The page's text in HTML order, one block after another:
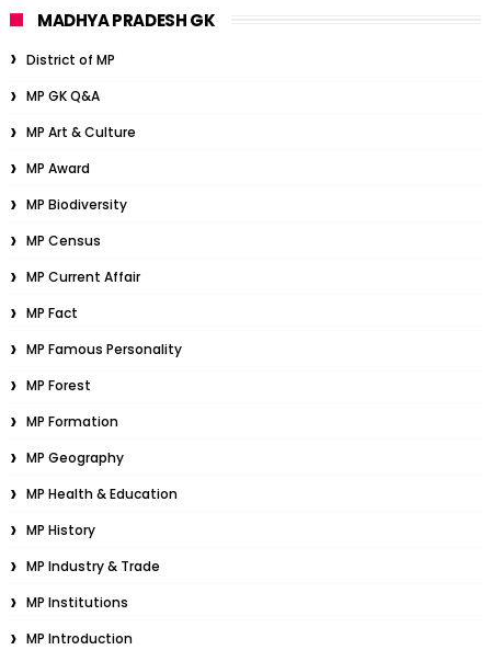
MADHYA PRADESH GK
District of MP
MP GK Q&A
MP Art & Culture
MP Award
MP Biodiversity
MP Census
MP Current Affair
MP Fact
MP Famous Personality
MP Forest
MP Formation
MP Geography
MP Health & Education
MP History
MP Industry & Trade
MP Institutions
MP Introduction